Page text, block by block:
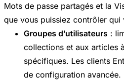
Mots de passe partagés et la
que vous puissiez contrôler qui
Groupes d’utilisateurs :
collections et aux articles
spécifiques. Les clients
de configuration avancée.